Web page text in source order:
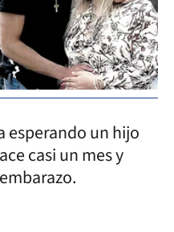
esperando un hijo
casi un mes y